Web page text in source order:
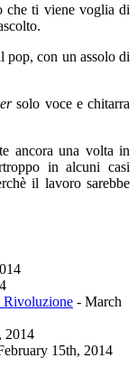
che ti viene voglia di
pop, con un assolo di
solo voce e chitarra
ancora una volta in
in alcuni casi
il lavoro sarebbe
Rivoluzione - March
2014
15th, 2014